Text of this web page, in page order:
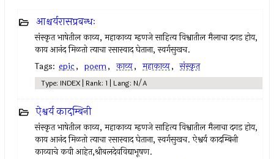
आश्चर्यरासप्रबन्धः
संस्कृत भाषेतील काव्य, महाकाव्य म्हणजे साहित्य विश्वातील मैलाचा दगड होय,
काय आनंद मिळतो त्याचा रसास्वाद घेताना, स्वर्गसुखच.
Tags: epic, poem, काव्य, महाकाव्य, संस्कृत
Type: INDEX | Rank: 1 | Lang: N/A
ऐश्वर्य कादम्बिनी
संस्कृत भाषेतील काव्य, महाकाव्य म्हणजे साहित्य विश्वातील मैलाचा दगड होय,
काय आनंद मिळतो त्याचा रसास्वाद घेताना, स्वर्गसुखच. ऐश्वर्य कादम्बिनी
काव्याचे कवी आहेत,श्रीबलदेवविद्याभूषण.